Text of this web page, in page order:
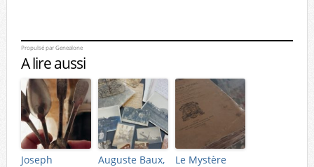
Propulsé par Genealone
A lire aussi
Joseph
Auguste Baux,
Le Mystère